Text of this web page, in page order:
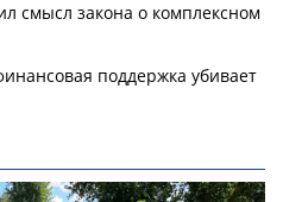
смысл закона о комплексном
поддержка убивает